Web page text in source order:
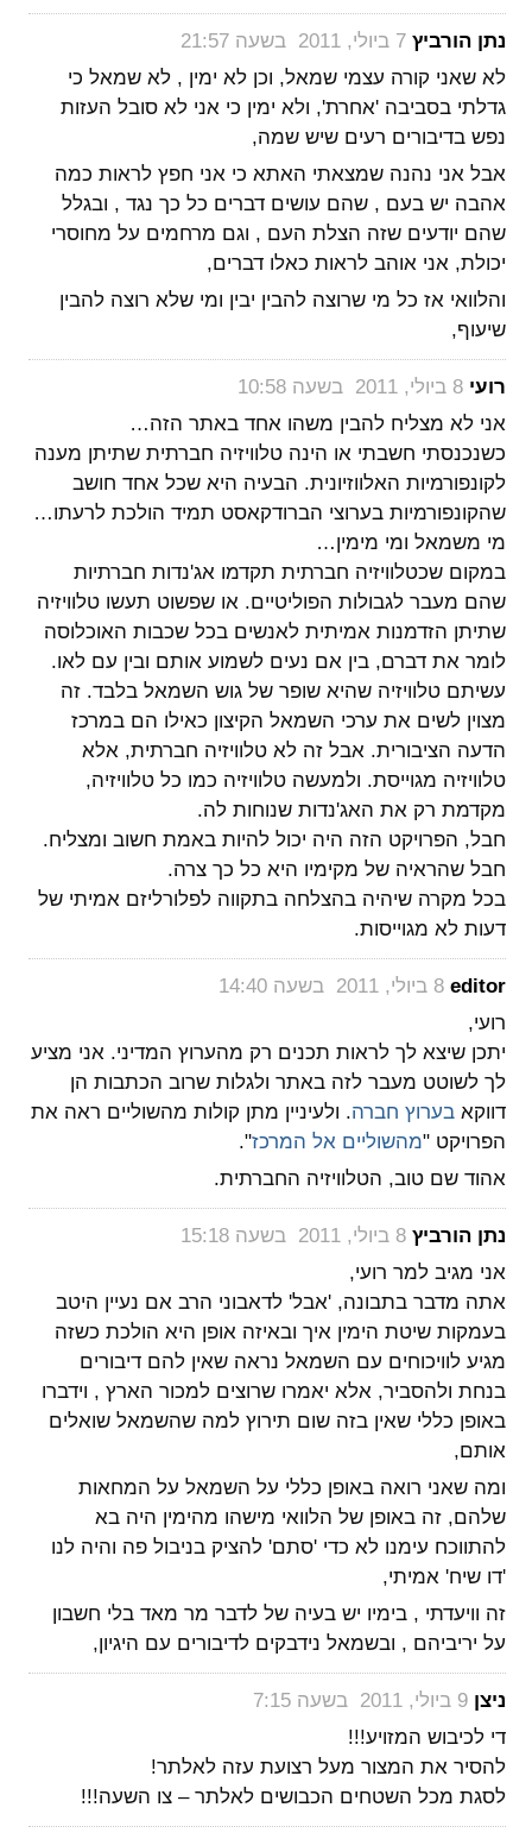
נתן הורביץ ‏7 ביולי, 2011 בשעה 21:57
לא שאני קורה עצמי שמאל, וכן לא ימין , לא שמאל כי
גדלתי בסביבה 'אחרת', ולא ימין כי אני לא סובל העזות
נפש בדיבורים רעים שיש שמה,
אבל אני נהנה שמצאתי האתא כי אני חפץ לראות כמה
אהבה יש בעם , שהם עושים דברים כל כך נגד , ובגלל
שהם יודעים שזה הצלת העם , וגם מרחמים על מחוסרי
יכולת, אני אוהב לראות כאלו דברים,
והלוואי אז כל מי שרוצה להבין יבין ומי שלא רוצה להבין
שיעוף,
רועי ‏8 ביולי, 2011 בשעה 10:58
אני לא מצליח להבין משהו אחד באתר הזה…
כשנכנסתי חשבתי או הינה טלוויזיה חברתית שתיתן מענה
לקונפורמיות האלווזיונית. הבעיה היא שכל אחד חושב
שהקונפורמיות בערוצי הברודקאסט תמיד הולכת לרעתו…
מי משמאל ומי מימין…
במקום שכטלוויזיה חברתית תקדמו אג'נדות חברתיות
שהם מעבר לגבולות הפוליטיים. או שפשוט תעשו טלוויזיה
שתיתן הזדמנות אמיתית לאנשים בכל שכבות האוכלוסה
לומר את דברם, בין אם נעים לשמוע אותם ובין עם לאו.
עשיתם טלוויזיה שהיא שופר של גוש השמאל בלבד. זה
מצוין לשים את ערכי השמאל הקיצון כאילו הם במרכז
הדעה הציבורית. אבל זה לא טלוויזיה חברתית, אלא
טלוויזיה מגוייסת. ולמעשה טלוויזיה כמו כל טלוויזיה,
מקדמת רק את האג'נדות שנוחות לה.
חבל, הפרויקט הזה היה יכול להיות באמת חשוב ומצליח.
חבל שהראיה של מקימיו היא כל כך צרה.
בכל מקרה שיהיה בהצלחה בתקווה לפלורליזם אמיתי של
דעות לא מגוייסות.
editor
‏8 ביולי, 2011 בשעה 14:40
רועי,
יתכן שיצא לך לראות תכנים רק מהערוץ המדיני. אני מציע
לך לשוטט מעבר לזה באתר ולגלות שרוב הכתבות הן
דווקאבערוץ חברה. ולעיניין מתן קולות מהשוליים ראה את
הפרויקט "מהשוליים אל המרכז".
אהוד שם טוב, הטלוויזיה החברתית.
נתן הורביץ ‏8 ביולי, 2011 בשעה 15:18
אני מגיב למר רועי,
אתה מדבר בתבונה, 'אבל' לדאבוני הרב אם נעיין היטב
בעמקות שיטת הימין איך ובאיזה אופן היא הולכת כשזה
מגיע לוויכוחים עם השמאל נראה שאין להם דיבורים
בנחת ולהסביר, אלא יאמרו שרוצים למכור הארץ , וידברו
באופן כללי שאין בזה שום תירוץ למה שהשמאל שואלים
אותם,
ומה שאני רואה באופן כללי על השמאל על המחאות
שלהם, זה באופן של הלוואי מישהו מהימין היה בא
להתווכח עימנו לא כדי 'סתם' להציק בניבול פה והיה לנו
'דו שיח' אמיתי,
זה וויעדתי , בימיו יש בעיה של לדבר מר מאד בלי חשבון
על יריביהם , ובשמאל נידבקים לדיבורים עם היגיון,
ניצן ‏9 ביולי, 2011 בשעה 7:15
די לכיבוש המזויע!!!
להסיר את המצור מעל רצועת עזה לאלתר!
לסגת מכל השטחים הכבושים לאלתר – צו השעה!!!